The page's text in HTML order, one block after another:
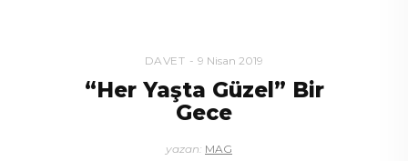
DAVET 9 Nisan 2019
“Her Yaşta Güzel” Bir
Gece
yazan: MAG